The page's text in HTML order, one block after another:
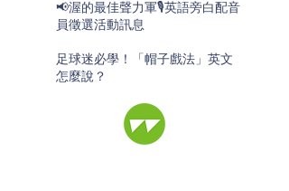
📢渥的最佳聲力軍🎙️英語旁白配音
員徵選活動訊息
足球迷必學！「帽子戲法」英文
怎麼說？